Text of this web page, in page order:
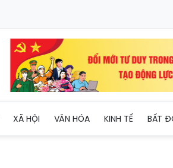
XÃ HỘI VĂN HÓA KINH TẾ BẤT